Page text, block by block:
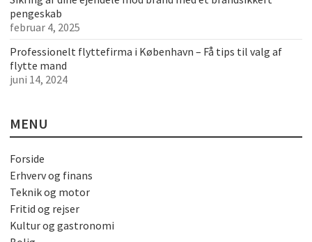
pengeskab
februar 4, 2025
Professionelt flyttefirma i København – Få tips til valg af
flytte mand
juni 14, 2024
MENU
Forside
Erhverv og finans
Teknik og motor
Fritid og rejser
Kultur og gastronomi